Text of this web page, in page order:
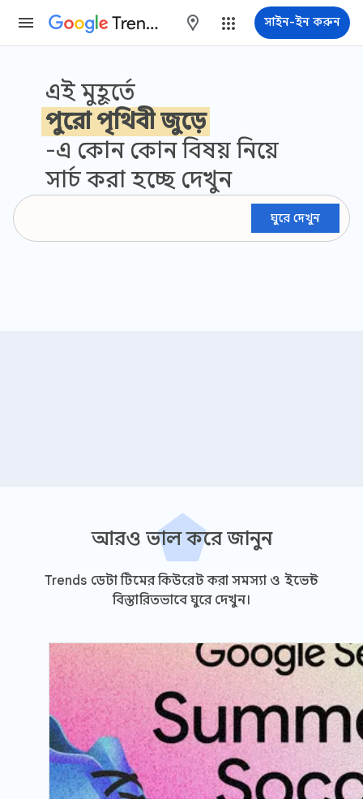
Trends maps সাইন-ইন করুন
এই মুহূর্তে
পুরো পৃথিবী জুড়ে
-এ কোন কোন বিষয় নিয়ে
সার্চ করা হচ্ছে দেখুন
ঘুরে দেখুন
আরও ভাল করে জানুন
Trends ডেটা টিমের কিউরেট করা সমস্যা ও ইভেন্ট
বিস্তারিতভাবে ঘুরে দেখুন।